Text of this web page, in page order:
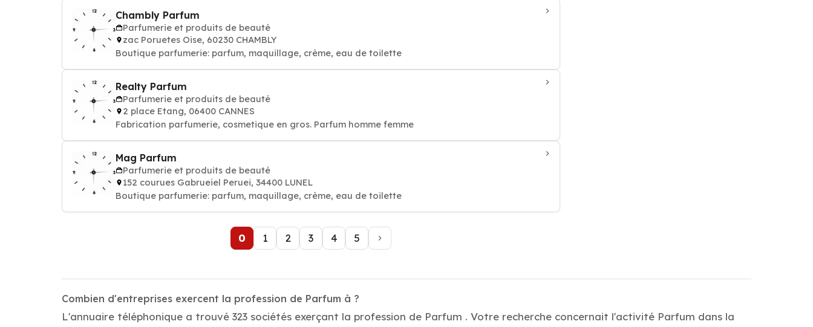
Chambly Parfum
Parfumerie et produits de beauté
zac Poruetes Oise, 60230 CHAMBLY
Boutique parfumerie: parfum, maquillage, crème, eau de toilette
Realty Parfum
Parfumerie et produits de beauté
2 place Etang, 06400 CANNES
Fabrication parfumerie, cosmetique en gros. Parfum homme femme
Mag Parfum
Parfumerie et produits de beauté
152 courues Gabrueiel Peruei, 34400 LUNEL
Boutique parfumerie: parfum, maquillage, crème, eau de toilette
0 1 2 3 4 5
Combien d'entreprises exercent la profession de Parfum à ?
L'annuaire téléphonique a trouvé 323 sociétés exerçant la profession de Parfum . Votre recherche concernait l'activité Parfum dans la